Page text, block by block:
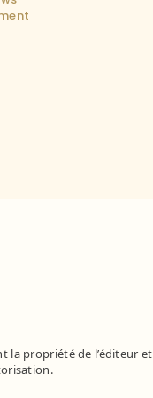
la propriété de l’éditeur et